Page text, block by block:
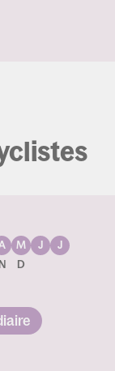
M J
J
N
D